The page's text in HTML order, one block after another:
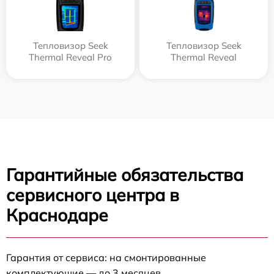
Тепловизор Seek
Thermal Reveal Pro
Тепловизор Seek
Thermal Reveal
Гарантийные обязательства
сервисного центра в
Краснодаре
Гарантия от сервиса: на смонтированные